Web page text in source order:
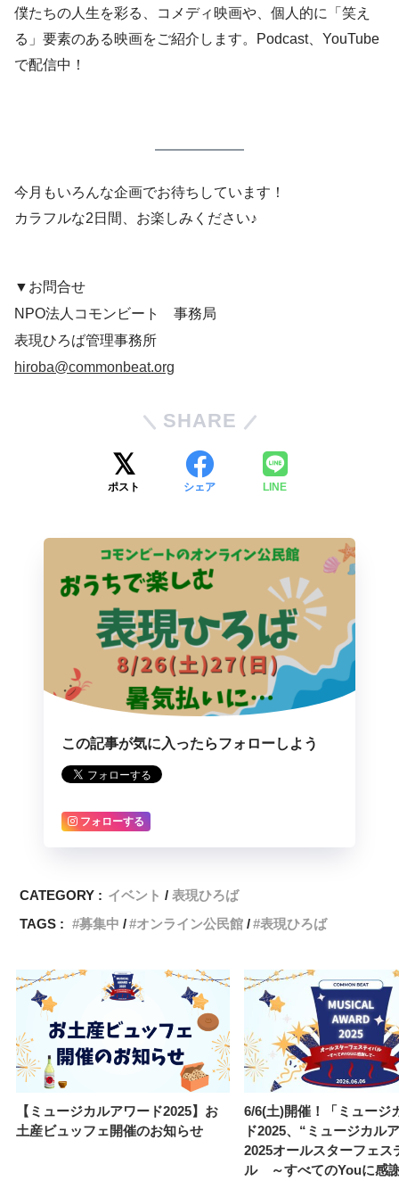
僕たちの人生を彩る、コメディ映画や、個人的に「笑え
る」要素のある映画をご紹介します。Podcast、YouTube
で配信中！
今月もいろんな企画でお待ちしています！
カラフルな2日間、お楽しみください♪
▼お問合せ
NPO法人コモンビート 事務局
表現ひろば管理事務所
hiroba@commonbeat.org
SHARE
ポスト シェア LINE
この記事が気に入ったらフォローしよう
フォローする
CATEGORY : イベント
表現ひろば
TAGS :
募集中 オンライン公民館 表現ひろば
【ミュージカルアワード2025】お
土産ビュッフェ開催のお知らせ
6/6(土)開催！「ミュージ
ド2025、“ミュージカル
2025オールスターフェス
ル ～すべてのYouに感